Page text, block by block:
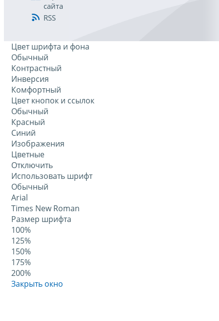
сайта
RSS
Цвет шрифта и фона
Обычный
Контрастный
Инверсия
Комфортный
Цвет кнопок и ссылок
Обычный
Красный
Синий
Изображения
Цветные
Отключить
Использовать шрифт
Обычный
Arial
Times New Roman
Размер шрифта
100%
125%
150%
175%
200%
Закрыть окно